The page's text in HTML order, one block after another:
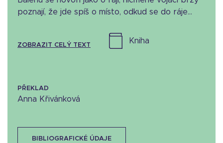
poznají, že jde spíš o místo, odkud se do ráje...
ZOBRAZIT CELÝ TEXT
kniha
PŘEKLAD
Anna Křivánková
BIBLIOGRAFICKÉ ÚDAJE